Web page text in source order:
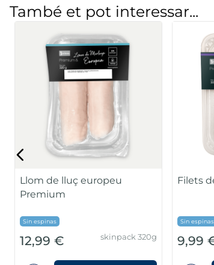
També et pot interessar...
Llom de lluç europeu
Premium
Sin espinas
12,99 € skinpack 320g
Filets
Sin espinas
9,99